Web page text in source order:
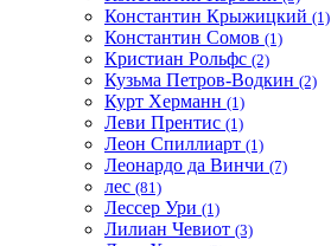
Константин Крыжицкий (1)
Константин Сомов (1)
Кристиан Рольфс (2)
Кузьма Петров-Водкин (2)
Курт Херманн (1)
Леви Прентис (1)
Леон Спиллиарт (1)
Леонардо да Винчи (7)
лес (81)
Лессер Ури (1)
Лилиан Чевиот (3)